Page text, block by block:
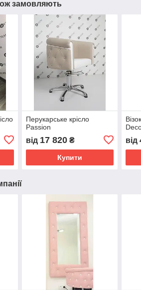
замовляють
Перукарське крісло
Passion
від 17 820₴
Купити
від